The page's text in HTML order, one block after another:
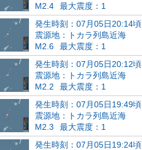
M2.4
最大震度：1
発生時刻：07月05日20:14頃
震源地：トカラ列島近海
M2.6
最大震度：1
発生時刻：07月05日20:12頃
震源地：トカラ列島近海
M2.2
最大震度：1
発生時刻：07月05日19:49頃
震源地：トカラ列島近海
M2.3
最大震度：1
発生時刻：07月05日19:24頃